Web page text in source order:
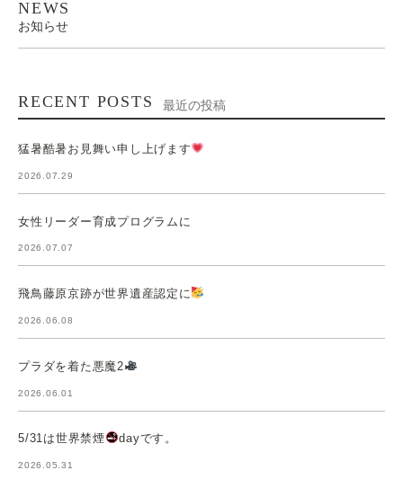
NEWS
お知らせ
RECENT POSTS 最近の投稿
猛暑酷暑お見舞い申し上げます
2026.07.29
女性リーダー育成プログラムに
2026.07.07
飛鳥藤原京跡が世界遺産認定に
2026.06.08
プラダを着た悪魔2
2026.06.01
5/31は世界禁煙 dayです。
2026.05.31